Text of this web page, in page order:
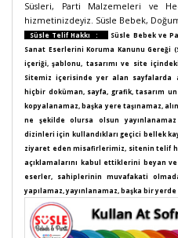
Süsleri, Parti Malzemeleri ve
hizmetinizdeyiz. Süsle Bebek,
Süsle Telif Hakkı :
Süsle Bebek ve
Sanat Eserlerini Koruma Kanunu Gereği
içeriği, şablonu, tasarımı ve site
Sitemiz içerisinde yer alan
hiçbir doküman, sayfa, grafik, tasarım
kopyalanamaz, başka yere taşınamaz,
ne şekilde olursa olsun
dizinleri için kullandıkları geçici bellek
ziyaret eden misafirlerimiz, sitenin telif
açıklamalarını kabul ettiklerini beyan
eserler, sahiplerinin muvafakati
yapılamaz, yayınlanamaz, başka bir yerde